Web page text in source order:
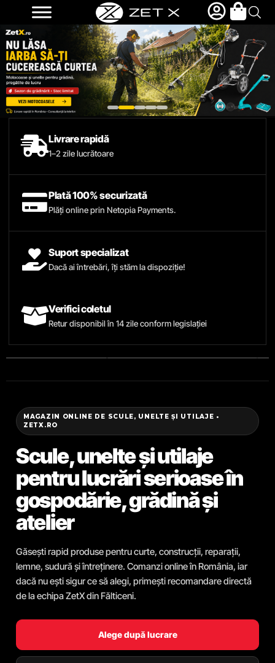
Livrare rapidă
1–2 zile lucrătoare
Plată 100% securizată
Plăți online prin Netopia Payments.
Suport specializat
Dacă ai întrebări, îți stăm la dispoziție!
Verifici coletul
Retur disponibil în 14 zile conform legislației
MAGAZIN ONLINE DE SCULE, UNELTE ȘI UTILAJE •
ZETX.RO
Scule, unelte și utilaje
pentru lucrări serioase în
gospodărie, grădină și
atelier
Găsești rapid produse pentru curte, construcții, reparații,
lemne, sudură și întreținere. Comanzi online în România, iar
dacă nu ești sigur ce să alegi, primești recomandare directă
de la echipa ZetX din Fălticeni.
Alege după lucrare